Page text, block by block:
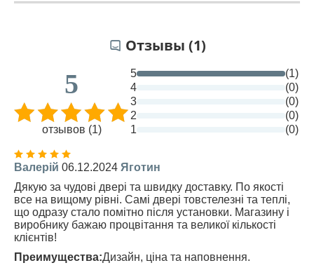
Отзывы (1)
5
отзывов (1)
5
(1)
4
(0)
3
(0)
2
(0)
1
(0)
Валерій 06.12.2024 Яготин
Дякую за чудові двері та швидку доставку. По якості
все на вищому рівні. Самі двері товстелезні та теплі,
що одразу стало помітно після установки. Магазину і
виробнику бажаю процвітання та великої кількості
клієнтів!
Преимущества:Дизайн, ціна та наповнення.